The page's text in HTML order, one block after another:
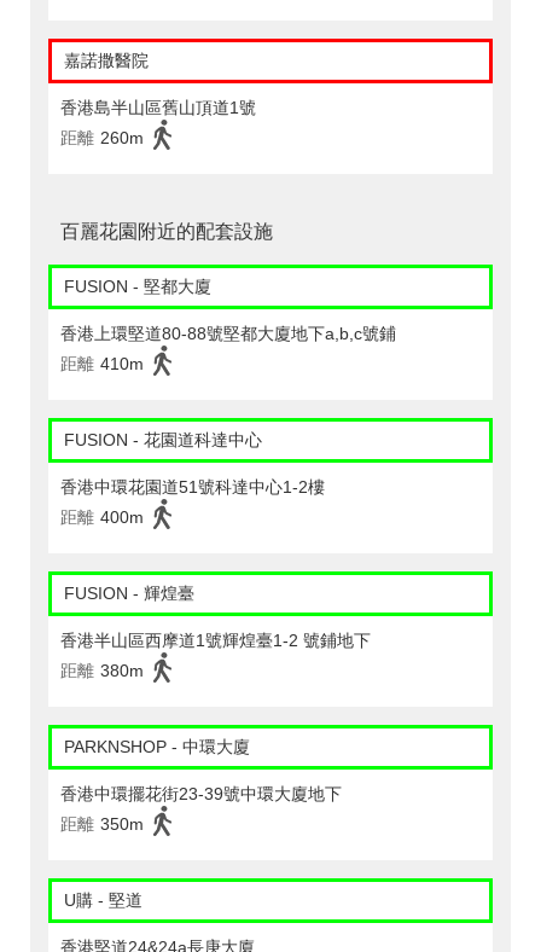
嘉諾撒醫院
香港島半山區舊山頂道1號
距離 260m
百麗花園附近的配套設施
FUSION - 堅都大廈
香港上環堅道80-88號堅都大廈地下a,b,c號鋪
距離 410m
FUSION - 花園道科達中心
香港中環花園道51號科達中心1-2樓
距離 400m
FUSION - 輝煌臺
香港半山區西摩道1號輝煌臺1-2 號鋪地下
距離 380m
PARKNSHOP - 中環大廈
香港中環擺花街23-39號中環大廈地下
距離 350m
U購 - 堅道
香港堅道24&24a長庚大廈